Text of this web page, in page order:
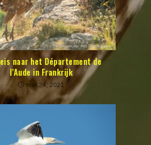
naar het Département de
l’Aude in Frankrijk
mei 24, 2021